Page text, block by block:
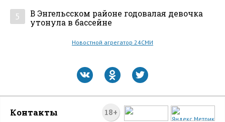
5
В Энгельсском районе годовалая девочка
утонула в бассейне
Новостной агрегатор 24СМИ
18+
Контакты